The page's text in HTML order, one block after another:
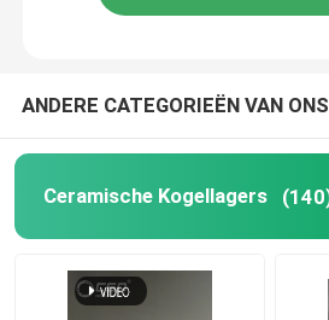
Zirconiumdioxyde Ceramische
De Kogellagers van het
Zirconiumdioxyde Ceramisch
ANDERE CATEGORIEËN VAN ONS
Ceramische Kogellagers